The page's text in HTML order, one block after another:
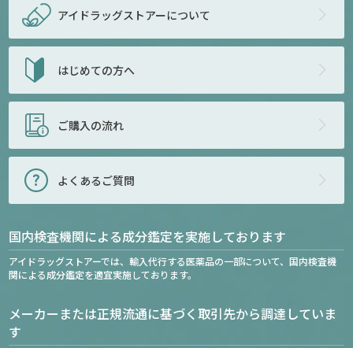
アイドラッグストアーについて
はじめての方へ
ご購入の流れ
よくあるご質問
国内検査機関による成分鑑定を実施しております
アイドラッグストアーでは、輸入代行する医薬品の一部について、国内検査機
関による成分鑑定を適宜実施しております。
メーカーまたは正規流通に基づく取引先から調達していま
す